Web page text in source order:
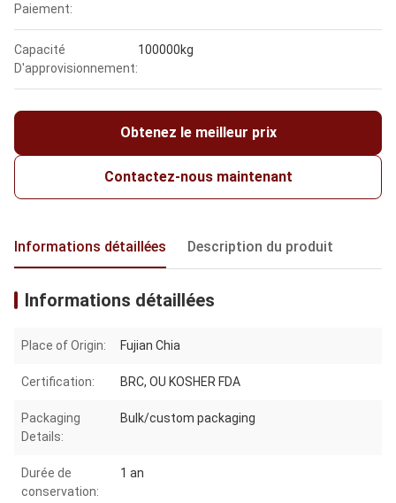
Paiement:
Capacité
D'approvisionnement:
100000kg
Obtenez le meilleur prix
Contactez-nous maintenant
Informations détaillées Description du produit
Informations détaillées
Place of Origin: Fujian Chia
Certification: BRC, OU KOSHER FDA
Packaging
Details:
Bulk/custom packaging
Durée de
conservation:
1 an